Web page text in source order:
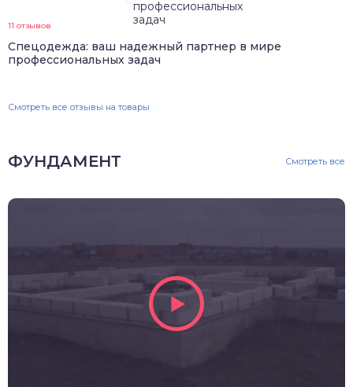
11 отзывов
Спецодежда: ваш надежный партнер в мире
профессиональных задач
Смотреть все отзывы на товары
ФУНДАМЕНТ Смотреть все